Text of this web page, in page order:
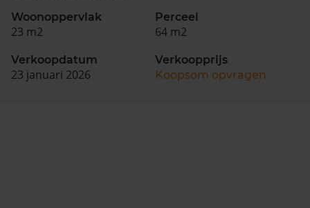
Woonoppervlak
23 m2
Perceel
64 m2
Verkoopdatum
23 januari 2026
Verkoopprijs
Koopsom opvragen